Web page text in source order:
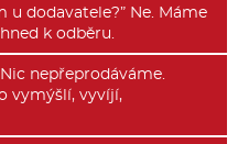
u dodavatele?” Ne. Máme
k odběru.
nepřeprodáváme.
vymýšlí, vyvíjí,